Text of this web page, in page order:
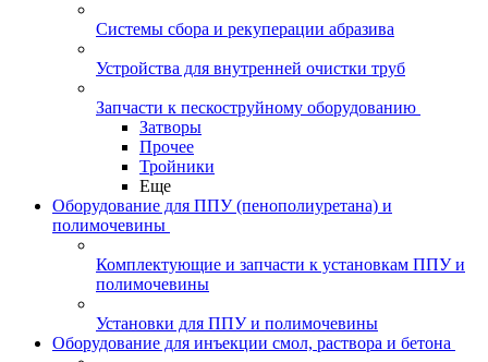
Системы сбора и рекуперации абразива
Устройства для внутренней очистки труб
Запчасти к пескоструйному оборудованию
Затворы
Прочее
Тройники
Еще
Оборудование для ППУ (пенополиуретана) и
полимочевины
Комплектующие и запчасти к установкам ППУ и
полимочевины
Установки для ППУ и полимочевины
Оборудование для инъекции смол, раствора и бетона